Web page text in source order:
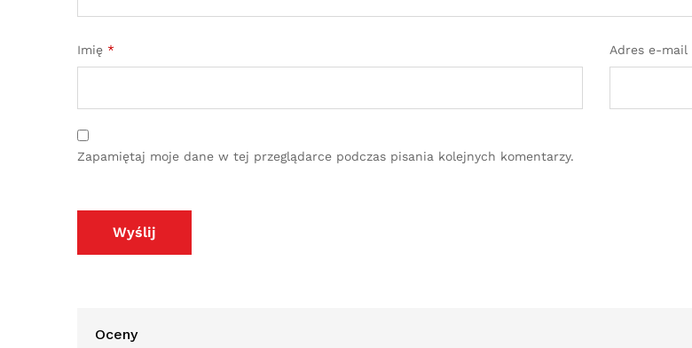
Imię * Adres e-mail
Zapamiętaj moje dane w tej przeglądarce podczas pisania kolejnych komentarzy.
Oceny